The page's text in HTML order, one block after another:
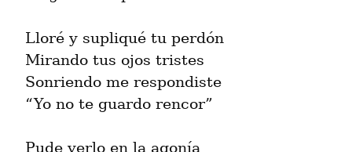
Lloré y supliqué tu perdón
Mirando tus ojos tristes
Sonriendo me respondiste
“Yo no te guardo rencor”
Pude verlo en la agonía